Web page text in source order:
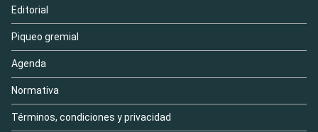
Editorial
Piqueo gremial
Agenda
Normativa
Términos, condiciones y privacidad